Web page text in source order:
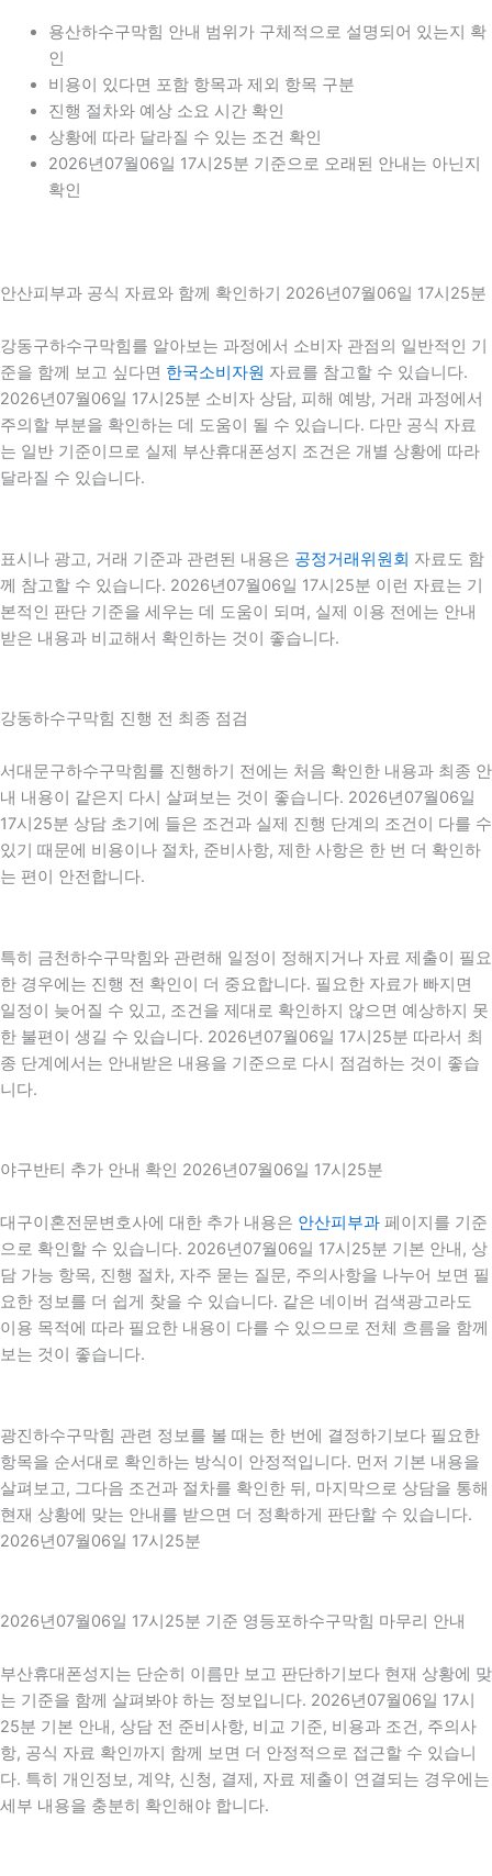
용산하수구막힘 안내 범위가 구체적으로 설명되어 있는지 확
인
비용이 있다면 포함 항목과 제외 항목 구분
진행 절차와 예상 소요 시간 확인
상황에 따라 달라질 수 있는 조건 확인
2026년07월06일 17시25분 기준으로 오래된 안내는 아닌지
확인
안산피부과 공식 자료와 함께 확인하기 2026년07월06일 17시25분
강동구하수구막힘를 알아보는 과정에서 소비자 관점의 일반적인 기
준을 함께 보고 싶다면 한국소비자원 자료를 참고할 수 있습니다.
2026년07월06일 17시25분 소비자 상담, 피해 예방, 거래 과정에서
주의할 부분을 확인하는 데 도움이 될 수 있습니다. 다만 공식 자료
는 일반 기준이므로 실제 부산휴대폰성지 조건은 개별 상황에 따라
달라질 수 있습니다.
표시나 광고, 거래 기준과 관련된 내용은 공정거래위원회 자료도 함
께 참고할 수 있습니다. 2026년07월06일 17시25분 이런 자료는 기
본적인 판단 기준을 세우는 데 도움이 되며, 실제 이용 전에는 안내
받은 내용과 비교해서 확인하는 것이 좋습니다.
강동하수구막힘 진행 전 최종 점검
서대문구하수구막힘를 진행하기 전에는 처음 확인한 내용과 최종 안
내 내용이 같은지 다시 살펴보는 것이 좋습니다. 2026년07월06일
17시25분 상담 초기에 들은 조건과 실제 진행 단계의 조건이 다를 수
있기 때문에 비용이나 절차, 준비사항, 제한 사항은 한 번 더 확인하
는 편이 안전합니다.
특히 금천하수구막힘와 관련해 일정이 정해지거나 자료 제출이 필요
한 경우에는 진행 전 확인이 더 중요합니다. 필요한 자료가 빠지면
일정이 늦어질 수 있고, 조건을 제대로 확인하지 않으면 예상하지 못
한 불편이 생길 수 있습니다. 2026년07월06일 17시25분 따라서 최
종 단계에서는 안내받은 내용을 기준으로 다시 점검하는 것이 좋습
니다.
야구반티 추가 안내 확인 2026년07월06일 17시25분
대구이혼전문변호사에 대한 추가 내용은 안산피부과 페이지를 기준
으로 확인할 수 있습니다. 2026년07월06일 17시25분 기본 안내, 상
담 가능 항목, 진행 절차, 자주 묻는 질문, 주의사항을 나누어 보면 필
요한 정보를 더 쉽게 찾을 수 있습니다. 같은 네이버 검색광고라도
이용 목적에 따라 필요한 내용이 다를 수 있으므로 전체 흐름을 함께
보는 것이 좋습니다.
광진하수구막힘 관련 정보를 볼 때는 한 번에 결정하기보다 필요한
항목을 순서대로 확인하는 방식이 안정적입니다. 먼저 기본 내용을
살펴보고, 그다음 조건과 절차를 확인한 뒤, 마지막으로 상담을 통해
현재 상황에 맞는 안내를 받으면 더 정확하게 판단할 수 있습니다.
2026년07월06일 17시25분
2026년07월06일 17시25분 기준 영등포하수구막힘 마무리 안내
부산휴대폰성지는 단순히 이름만 보고 판단하기보다 현재 상황에 맞
는 기준을 함께 살펴봐야 하는 정보입니다. 2026년07월06일 17시
25분 기본 안내, 상담 전 준비사항, 비교 기준, 비용과 조건, 주의사
항, 공식 자료 확인까지 함께 보면 더 안정적으로 접근할 수 있습니
다. 특히 개인정보, 계약, 신청, 결제, 자료 제출이 연결되는 경우에는
세부 내용을 충분히 확인해야 합니다.